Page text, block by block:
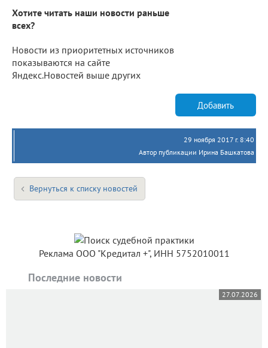
Хотите читать наши новости раньше
всех?
Новости из приоритетных источников
показываются на сайте
Яндекс.Новостей выше других
Добавить
29 ноября 2017 г. 8:40
Автор публикации Ирина Башкатова
Вернуться к списку новостей
Реклама ООО "Кредитал +", ИНН 5752010011
Последние новости
27.07.2026